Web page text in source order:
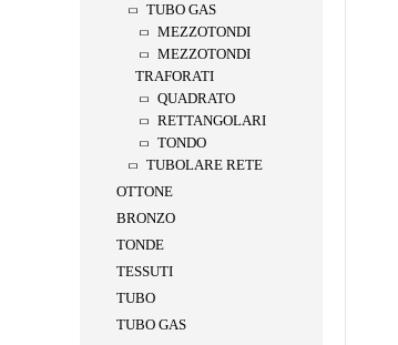
TUBO GAS
MEZZOTONDI
MEZZOTONDI
TRAFORATI
QUADRATO
RETTANGOLARI
TONDO
TUBOLARE RETE
OTTONE
BRONZO
TONDE
TESSUTI
TUBO
TUBO GAS